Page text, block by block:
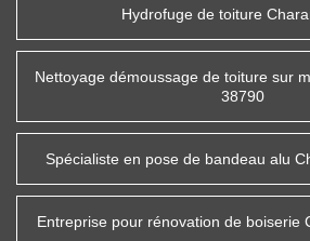
Hydrofuge de toiture
Nettoyage démoussage de toiture sur
38790
Spécialiste en pose de bandeau alu
Entreprise pour rénovation de boiserie